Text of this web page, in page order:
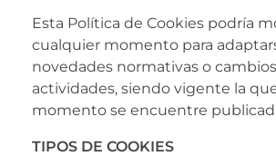
Esta Política de Cookies podría
cualquier momento para
novedades normativas o
actividades, siendo vigente la
momento se encuentre
TIPOS DE COOKIES